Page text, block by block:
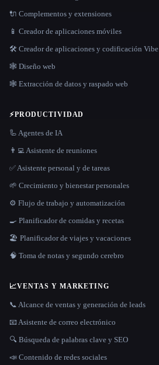
🔌 Complementos y extensiones
📱 Creador de aplicaciones móviles
🛠️ Creador de aplicaciones y codificación Vibe
🕸 Diseño web
🕸️ Extracción de datos y raspado web
⚡PRODUCTIVIDAD
🦾 Agentes de IA
👨‍💻 Asistente de reuniones
✅ Asistente personal y de tareas
🌱 Crecimiento y bienestar personales
⚙️ Flujo de trabajo y automatización
🍳 Planificador de comidas y recetas
🏖 Planificador de viajes y vacaciones
🧠 Toma de notas y segundo cerebro
📈VENTAS Y MARKETING
📞 Alcance de ventas y generación de leads
📧 Asistente de correo electrónico
🔍 Búsqueda de palabras clave y SEO
📣 Contenido de redes sociales